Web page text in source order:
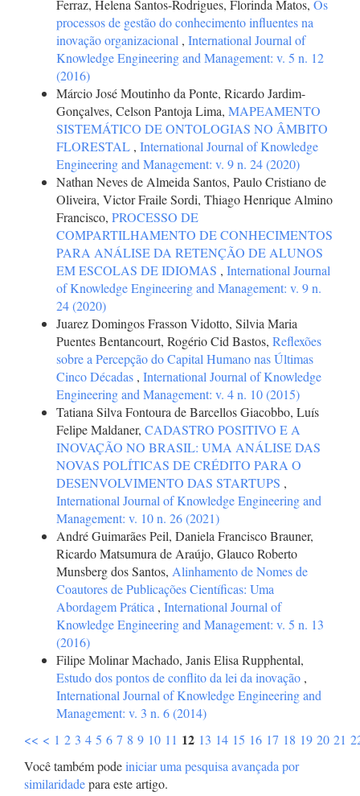
Ferraz, Helena Santos-Rodrigues, Florinda Matos, Os
processos de gestão do conhecimento influentes na
inovação organizacional , International Journal of
Knowledge Engineering and Management: v. 5 n. 12
(2016)
Márcio José Moutinho da Ponte, Ricardo Jardim-
Gonçalves, Celson Pantoja Lima, MAPEAMENTO
SISTEMÁTICO DE ONTOLOGIAS NO ÂMBITO
FLORESTAL , International Journal of Knowledge
Engineering and Management: v. 9 n. 24 (2020)
Nathan Neves de Almeida Santos, Paulo Cristiano de
Oliveira, Victor Fraile Sordi, Thiago Henrique Almino
Francisco, PROCESSO DE
COMPARTILHAMENTO DE CONHECIMENTOS
PARA ANÁLISE DA RETENÇÃO DE ALUNOS
EM ESCOLAS DE IDIOMAS , International Journal
of Knowledge Engineering and Management: v. 9 n.
24 (2020)
Juarez Domingos Frasson Vidotto, Silvia Maria
Puentes Bentancourt, Rogério Cid Bastos, Reflexões
sobre a Percepção do Capital Humano nas Últimas
Cinco Décadas , International Journal of Knowledge
Engineering and Management: v. 4 n. 10 (2015)
Tatiana Silva Fontoura de Barcellos Giacobbo, Luís
Felipe Maldaner, CADASTRO POSITIVO E A
INOVAÇÃO NO BRASIL: UMA ANÁLISE DAS
NOVAS POLÍTICAS DE CRÉDITO PARA O
DESENVOLVIMENTO DAS STARTUPS ,
International Journal of Knowledge Engineering and
Management: v. 10 n. 26 (2021)
André Guimarães Peil, Daniela Francisco Brauner,
Ricardo Matsumura de Araújo, Glauco Roberto
Munsberg dos Santos, Alinhamento de Nomes de
Coautores de Publicações Científicas: Uma
Abordagem Prática , International Journal of
Knowledge Engineering and Management: v. 5 n. 13
(2016)
Filipe Molinar Machado, Janis Elisa Rupphental,
Estudo dos pontos de conflito da lei da inovação ,
International Journal of Knowledge Engineering and
Management: v. 3 n. 6 (2014)
<< < 1 2 3 4 5 6 7 8 9 10 11 12 13 14 15 16 17 18 19 20 21
Você também podeiniciar uma pesquisa avançada por
similaridadepara este artigo.